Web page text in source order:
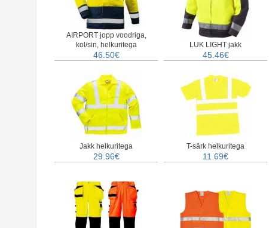
AIRPORT jopp voodriga,
kol/sin, helkuritega
46.50€
LUK LIGHT jakk
45.46€
Jakk helkuritega
29.96€
T-särk helkuritega
11.69€